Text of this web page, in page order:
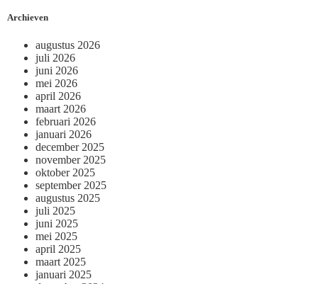
Archieven
augustus 2026
juli 2026
juni 2026
mei 2026
april 2026
maart 2026
februari 2026
januari 2026
december 2025
november 2025
oktober 2025
september 2025
augustus 2025
juli 2025
juni 2025
mei 2025
april 2025
maart 2025
januari 2025